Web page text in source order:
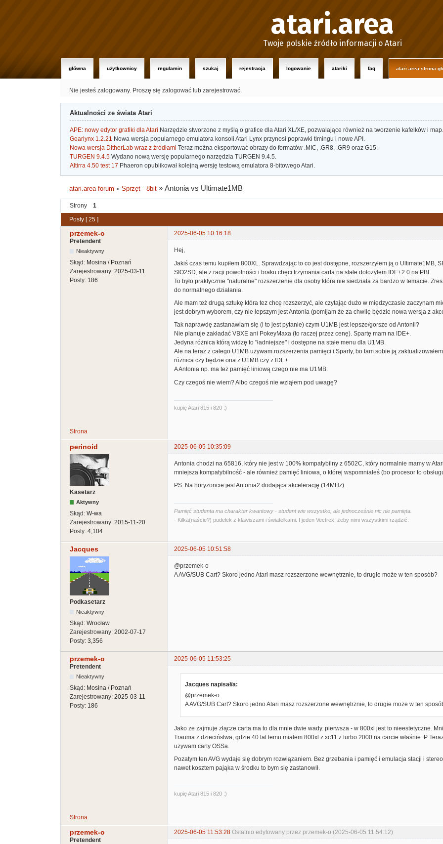
atari.area
Twoje polskie źródło informacji o Atari
główna użytkownicy regulamin szukaj rejestracja logowanie atariki faq atari.area strona
Nie jesteś zalogowany. Proszę się zalogować lub zarejestrować.
Aktualności ze świata Atari
APE: nowy edytor grafiki dla Atari Narzędzie stworzone z myślą o grafice dla Atari XL/XE, pozwalające również na tworzenie kafelków i map.
Gearlynx 1.2.21 Nowa wersja popularnego emulatora konsoli Atari Lynx przynosi poprawki timingu i nowe API.
Nowa wersja DitherLab wraz z źródłami Teraz można eksportować obrazy do formatów .MIC, .GR8, .GR9 oraz G15.
TURGEN 9.4.5 Wydano nową wersję popularnego narzędzia TURGEN 9.4.5.
Altirra 4.50 test 17 Phaeron opublikował kolejną wersję testową emulatora 8-bitowego Atari.
atari.area forum »Sprzęt - 8bit »Antonia vs Ultimate1MB
Strony
1
Posty [ 25 ]
przemek-o
2025-06-05 10:16:18
Pretendent
Nieaktywny
Skąd: Mosina / Poznań
Zarejestrowany: 2025-03-11
Posty: 186
Hej,
Jakiś czas temu kupiłem 800XL. Sprawdzając to co jest dostępne, rozszerzyłem ją o Ultimate1MB,
SIO2SD, ale z racji powolności i braku chęci trzymania carta na stałe dołożyłem IDE+2.0 na PBI.
To było praktycznie "naturalne" rozszerzenie dla osoby która nie siedziała za bardzo w temacie.
do normalnego działania.
Ale mam też drugą sztukę która tez chcę rozszerzyć, ale czytając dużo w międzyczasie zaczynam
jest dobrym wyborem, czy nie lepszym jest Antonia (pomijam że za chwilę będzie nowa wersja z
Tak naprawdę zastanawiam się (i to jest pytanie) czym U1MB jest lepsze/gorsze od Antonii?
Nie planuje zakładać VBXE ani PokeyMaxa (to raczej przez cenę). Spartę mam na IDE+.
Jedyna różnica którą widzę to "ładniejsze" i dostępne na stałe menu dla U1MB.
Ale na teraz z całego U1MB używam rozszerzenia pamięci i Sparty, bo tam sobie ją
różnica czy będzie ona z U1MB czy z IDE+.
A Antonia np. ma też pamięć liniową czego nie ma U1MB.
Czy czegoś nie wiem? Albo czegoś nie wziąłem pod uwagę?
kupię Atari 815 i 820 :)
Strona
perinoid 2025-06-05 10:35:09
Kasetarz
Aktywny
Skąd: W-wa
Zarejestrowany: 2015-11-20
Posty: 4,104
Antonia chodzi na 65816, który nie jest w 100% kompatybilny z 6502C, który normalnie mamy w
mniejsza kompatybilność - ale również pamięć liniowa, o której wspomniałeś (bo procesor to
PS. Na horyzoncie jest Antonia2 dodająca akcelerację (14MHz).
Pamięć studenta ma charakter kwantowy - student wie wszystko, ale jednocześnie nic nie pamięta.
- Kilka(naście?) pudełek z klawiszami i światełkami. I jeden Vectrex, żeby nimi wszystkimi rządzić.
Jacques 2025-06-05 10:51:58
Podkasetarz
Nieaktywny
Skąd: Wrocław
Zarejestrowany: 2002-07-17
Posty: 3,356
@przemek-o
A AVG/SUB Cart? Skoro jedno Atari masz rozszerzone wewnętrznie, to drugie może w ten sposób?
przemek-o
2025-06-05 11:53:25
Pretendent
Nieaktywny
Skąd: Mosina / Poznań
Zarejestrowany: 2025-03-11
Posty: 186
Jacques napisał/a:
@przemek-o
A AVG/SUB Cart? Skoro jedno Atari masz rozszerzone wewnętrznie, to drugie może w ten
Jako ze zajmuje złącze carta ma to dla mnie dwie wady. pierwsza - w 800xl jest to nieestetyczne.
Trauma z dzieciństwa, gdzie 40 lat temu miałem 800xl z xc11 z turbo 2000 na carcie właśnie :P
używam carty OSSa.
Pozatym ten AVG wydaje się dobrym rozwiązaniem. Bez grzebania i pamięć i emulacja stacji i
nawet kosztem pająka w środku to bym się zastanowił.
kupię Atari 815 i 820 :)
Strona
przemek-o 2025-06-05 11:53:28 Ostatnio edytowany przez przemek-o (2025-06-05 11:54:12)
Pretendent